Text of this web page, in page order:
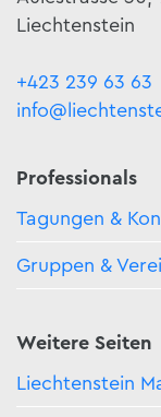
Liechtenstein
+423 239 63 63
Professionals
Tagungen &
Gruppen &
Weitere Seiten
Liechtenstein